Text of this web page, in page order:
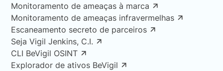
Monitoramento de ameaças à marca
Monitoramento de ameaças infravermelhas
Escaneamento secreto de parceiros
Seja Vigil Jenkins, C.I.
CLI BeVigil OSINT
Explorador de ativos BeVigil